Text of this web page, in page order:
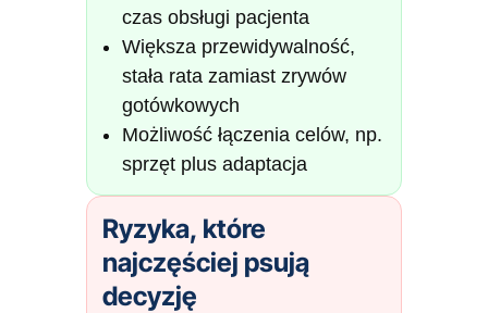
czas obsługi pacjenta
Większa przewidywalność,
stała rata zamiast zrywów
gotówkowych
Możliwość łączenia celów, np.
sprzęt plus adaptacja
Ryzyka, które
najczęściej psują
decyzję